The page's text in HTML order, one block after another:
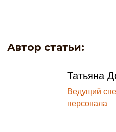
Автор статьи:
Татьяна
Ведущий
персонала